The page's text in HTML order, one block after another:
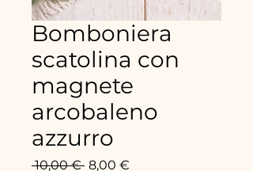
Bomboniera
scatolina con
magnete
arcobaleno
azzurro
10,00 € Prix
8,00 €